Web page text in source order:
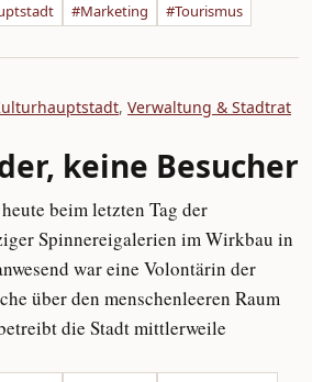
#Marketing #Tourismus
, Verwaltung & Stadtrat
keine Besucher
beim letzten Tag der
Spinnereigalerien im Wirkbau in
war eine Volontärin der
über den menschenleeren Raum
die Stadt mittlerweile